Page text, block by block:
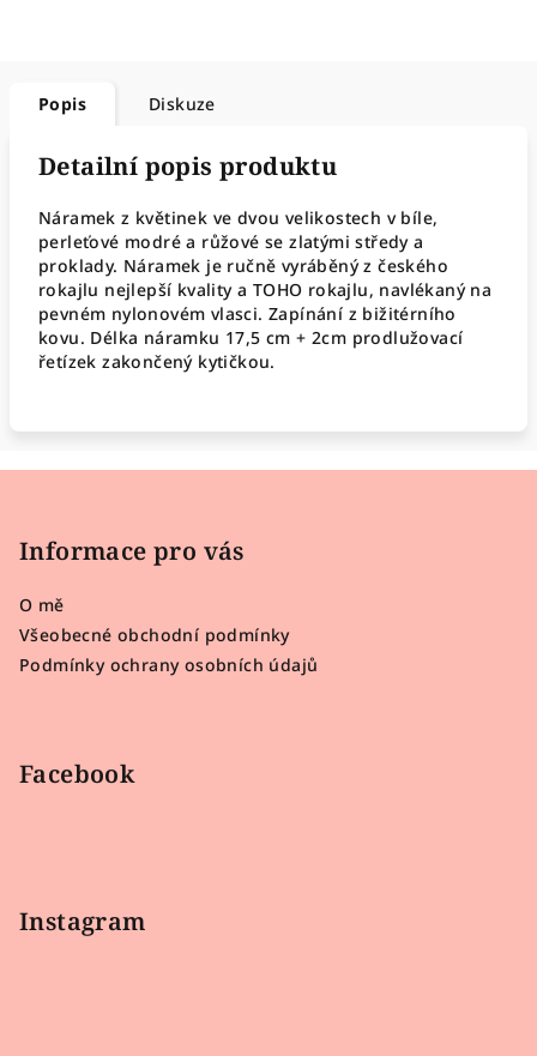
Popis Diskuze
Detailní popis produktu
Náramek z květinek ve dvou velikostech v bíle,
perleťové modré a růžové se zlatými středy a
proklady. Náramek je ručně vyráběný z českého
rokajlu nejlepší kvality a TOHO rokajlu, navlékaný na
pevném nylonovém vlasci. Zapínání z bižitérního
kovu. Délka náramku 17,5 cm + 2cm prodlužovací
řetízek zakončený kytičkou.
Informace pro vás
O mě
Všeobecné obchodní podmínky
Podmínky ochrany osobních údajů
Facebook
Instagram